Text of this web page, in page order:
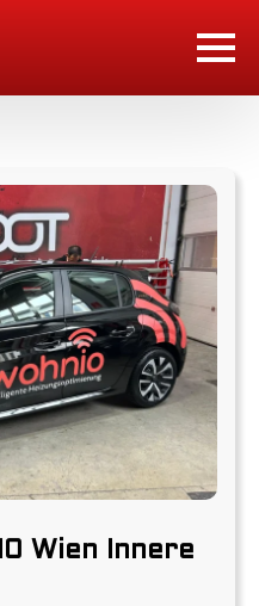
Wien Innere